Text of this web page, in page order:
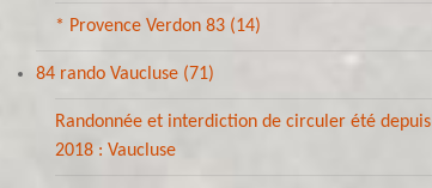
* Provence Verdon 83 (14)
84 rando Vaucluse (71)
Randonnée et interdiction de circuler été depuis
2018 : Vaucluse